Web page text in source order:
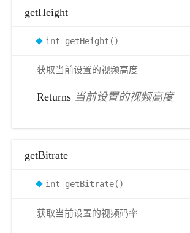
getHeight
int getHeight()
获取当前设置的视频高度
Returns 当前设置的视频高度
getBitrate
int getBitrate()
获取当前设置的视频码率